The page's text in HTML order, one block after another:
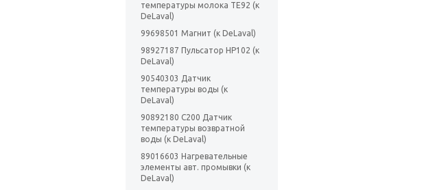
температуры молока TE92 (к
DeLaval)
99698501 Магнит (к DeLaval)
98927187 Пульсатор НР102 (к
DeLaval)
90540303 Датчик
температуры воды (к
DeLaval)
90892180 С200 Датчик
температуры возвратной
воды (к DeLaval)
89016603 Нагревательные
элементы авт. промывки (к
DeLaval)